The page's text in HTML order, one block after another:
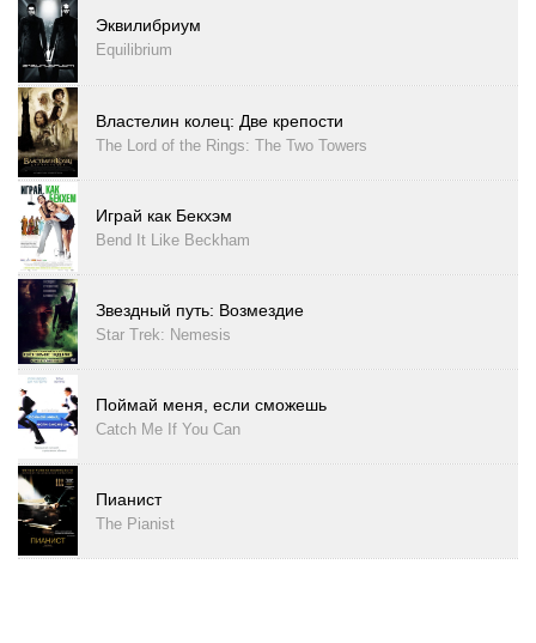
Эквилибриум
Equilibrium
Властелин колец: Две крепости
The Lord of the Rings: The Two Towers
Играй как Бекхэм
Bend It Like Beckham
Звездный путь: Возмездие
Star Trek: Nemesis
Поймай меня, если сможешь
Catch Me If You Can
Пианист
The Pianist